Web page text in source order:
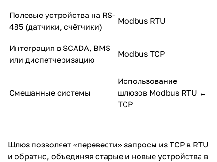
Полевые устройства на RS-
485 (датчики, счётчики)
Modbus RTU
Интеграция в SCADA, BMS
или диспетчеризацию
Modbus TCP
Смешанные системы
Использование
шлюзов Modbus RTU ↔
TCP
Шлюз позволяет «перевести» запросы из TCP в RTU
и обратно, объединяя старые и новые устройства в